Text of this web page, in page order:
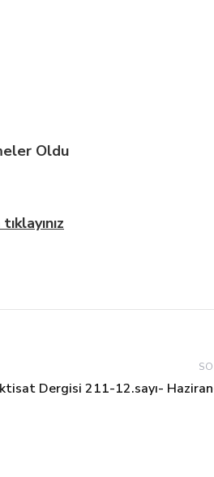
Oldu
Dergisi 211-12.sayı-